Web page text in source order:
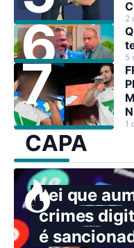
2
5
1
CAPA
Lei que
crimes
é